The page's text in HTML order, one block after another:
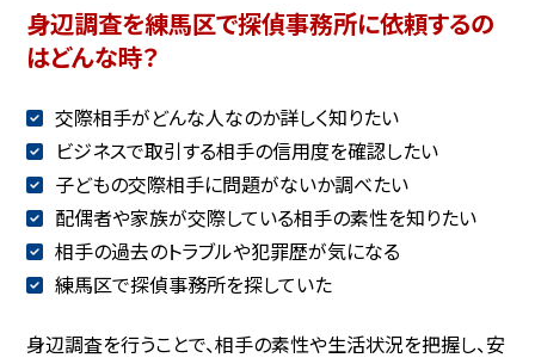
身辺調査を練馬区で探偵事務所に依頼するの
はどんな時？
交際相手がどんな人なのか詳しく知りたい
ビジネスで取引する相手の信用度を確認したい
子どもの交際相手に問題がないか調べたい
配偶者や家族が交際している相手の素性を知りたい
相手の過去のトラブルや犯罪歴が気になる
練馬区で探偵事務所を探していた
身辺調査を行うことで、相手の素性や生活状況を把握し、安